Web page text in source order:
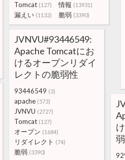
Tomcat (127) 情報 (13931)
漏えい (1132) 脆弱 (3390)
JVNVU#93446549:
Apache Tomcatにお
けるオープンリダイ
レクトの脆弱性
93446549 (3)
apache (573)
JVNVU (2727)
Tomcat (127)
オープン (1684)
リダイレクト (74)
脆弱 (3390)